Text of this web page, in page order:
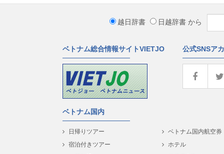
越日辞書 日越辞書 から
ベトナム総合情報サイトVIETJO 公式SNSア
ベトナム国内
日帰りツアー
宿泊付きツアー
ベトナム国内航空券
ホテル